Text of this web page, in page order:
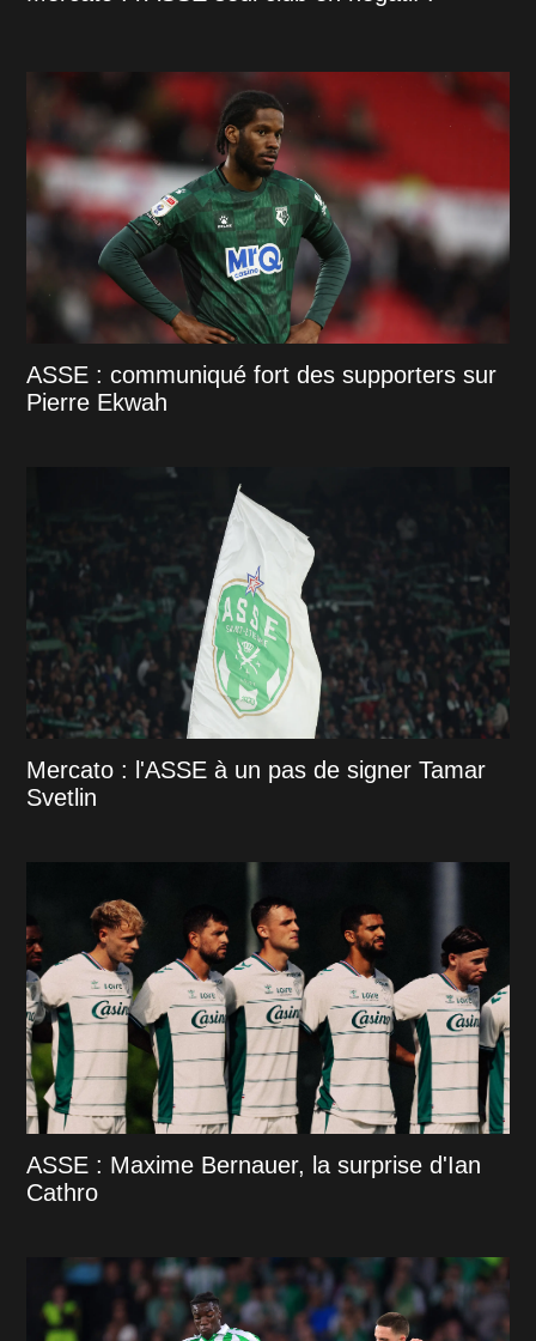
ASSE : communiqué fort des supporters sur
Pierre Ekwah
Mercato : l'ASSE à un pas de signer Tamar
Svetlin
ASSE : Maxime Bernauer, la surprise d'Ian
Cathro